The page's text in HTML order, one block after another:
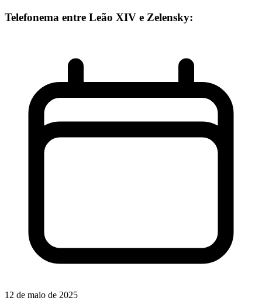
Telefonema entre Leão XIV e Zelensky:
12 de maio de 2025